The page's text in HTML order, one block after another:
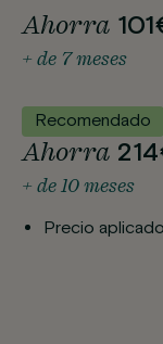
Ahorra
+ de 7 meses
Recomendado
Ahorra
+ de 10 meses
Precio